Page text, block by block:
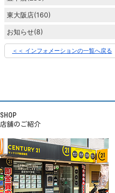
東大阪店(160)
お知らせ(8)
＜＜ インフォメーションの一覧へ戻る
SHOP
店舗のご紹介